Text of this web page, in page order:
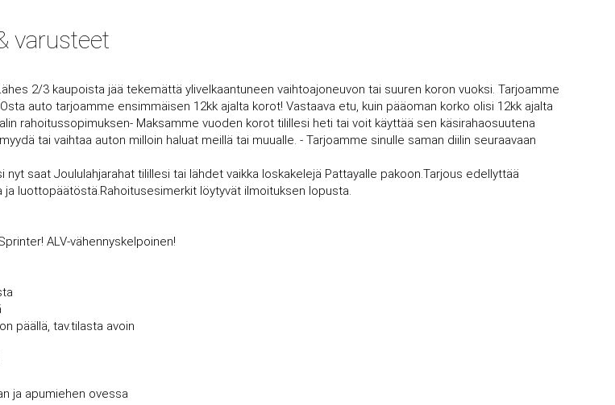
varusteet
2/3 kaupoista jää tekemättä ylivelkaantuneen vaihtoajoneuvon tai suuren koron vuoksi. Tarjoamme
auto tarjoamme ensimmäisen 12kk ajalta korot! Vastaava etu, kuin pääoman korko olisi 12kk ajalta
rahoitussopimuksen- Maksamme vuoden korot tilillesi heti tai voit käyttää sen käsirahaosuutena
tai vaihtaa auton milloin haluat meillä tai muualle. - Tarjoamme sinulle saman diilin seuraavaan
nyt saat Joululahjarahat tilillesi tai lähdet vaikka loskakelejä Pattayalle pakoon.Tarjous edellyttää
ja luottopäätöstä.Rahoitusesimerkit löytyvät ilmoituksen lopusta.
ALV-vähennyskelpoinen!
päällä, tav.tilasta avoin
ja apumiehen ovessa